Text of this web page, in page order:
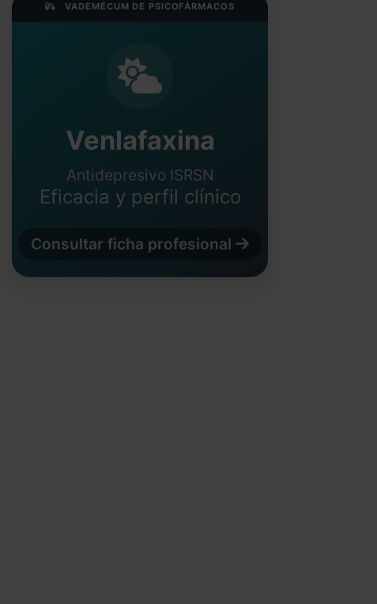
VADEMÉCUM DE PSICOFÁRMACOS
Venlafaxina
Antidepresivo ISRSN
Eficacia y perfil clínico
Consultar ficha profesional